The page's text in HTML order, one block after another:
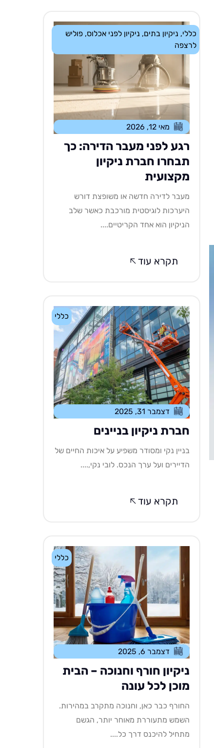
כללי, ניקיון בתים, ניקיון לפני אכלוס,פוליש
לרצפה
מאי 12, 2026
רגע לפני מעבר הדירה: כך
תבחרו חברת ניקיון
מקצועית
מעבר לדירה חדשה או משופצת דורש
היערכות לוגיסטית מורכבת כאשר שלב
הניקיון הוא אחד הקריטיים....
תקרא עוד
כללי
דצמבר 31, 2025
חברת ניקיון בניינים
בניין נקי ומסודר משפיע על איכות החיים של
הדיירים ועל ערך הנכס. לובי נקי,....
תקרא עוד
כללי
דצמבר 6, 2025
ניקיון חורף וחנוכה – הבית
מוכן לכל עונה
החורף כבר כאן, וחנוכה מתקרב במהירות.
השמש מתעוררת מאוחר יותר, הגשם
מתחיל להיכנס דרך כל....